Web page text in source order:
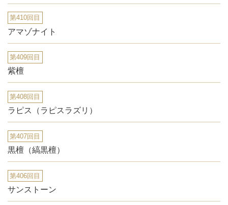
第410回目
アマゾナイト
第409回目
紫檀
第408回目
ラピス（ラピスラズリ）
第407回目
黒檀（縞黒檀）
第406回目
サンストーン